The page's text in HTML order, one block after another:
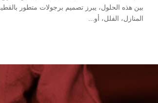
بين هذه الحلول، يبرز تصميم برجولات متطور
المنازل، الفلل، أو...